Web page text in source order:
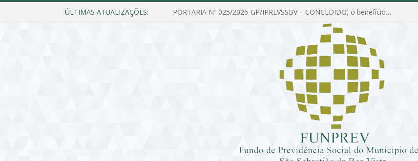
ÚLTIMAS ATUALIZAÇÕES: PORTARIA Nº 025/2026-GP/IPREVSSBV – CONCEDIDO, o benefício de PENSÃO a MARIA ESTELA DOS SANTOS SOUZA